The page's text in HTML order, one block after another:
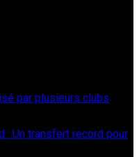
par plusieurs clubs
: Un transfert record pour